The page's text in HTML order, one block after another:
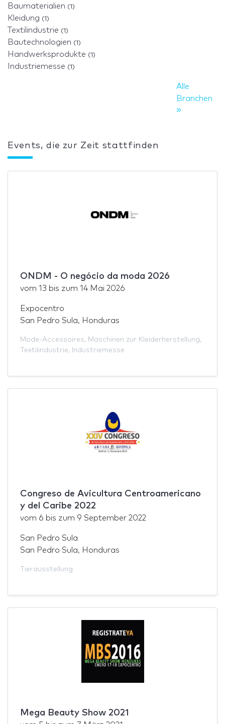
Baumaterialien (1)
Kleidung (1)
Textilindustrie (1)
Bautechnologien (1)
Handwerksprodukte (1)
Industriemesse (1)
Alle
Branchen
Events, die zur Zeit stattfinden
ONDM - O negócio da moda 2026
vom 13 bis zum 14 Mai 2026
Expocentro
San Pedro Sula, Honduras
Mode-Accessoires, Maschinen zur Kleiderherstellung,
Textilindustrie, Industriemesse
Congreso de Avicultura Centroamericano
y del Caribe 2022
vom 6 bis zum 9 September 2022
San Pedro Sula
San Pedro Sula, Honduras
Tierausstellung
Mega Beauty Show 2021